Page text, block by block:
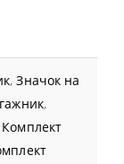
,Значок на
,
Комплект